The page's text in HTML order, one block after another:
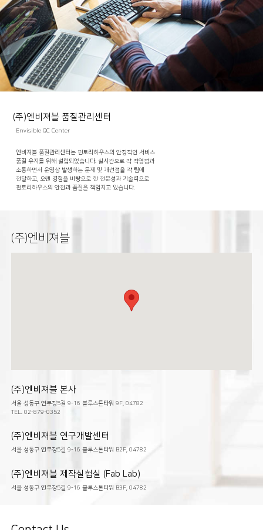
(주)엔비져블 품질관리센터
Envisible QC Center
엔비져블 품질관리센터는 펀토리하우스의 안정적인 서비스
품질 유지를 위해 설립되었습니다. 실시간으로 각 직영점과
소통하면서 운영상 발생하는 문제 및 개선점을 각 팀에
전달하고, 오랜 경험을 바탕으로 한 전문성과 기술력으로
펀토리하우스의 안전과 품질을 책임지고 있습니다.
(주)엔비져블
(주)엔비져블 본사
서울 성동구 연무장5길 9-16 블루스톤타워 9F, 04782
TEL. 02-879-0352
(주)엔비져블 연구개발센터
서울 성동구 연무장5길 9-16 블루스톤타워 B2F, 04782
(주)엔비져블 제작실험실 (Fab Lab)
서울 성동구 연무장5길 9-16 블루스톤타워 B3F, 04782